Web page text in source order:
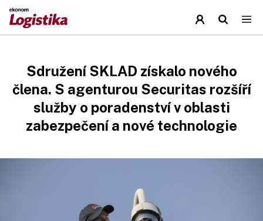
Sdružení SKLAD získalo nového
člena. S agenturou Securitas rozšíří
služby o poradenství v oblasti
zabezpečení a nové technologie